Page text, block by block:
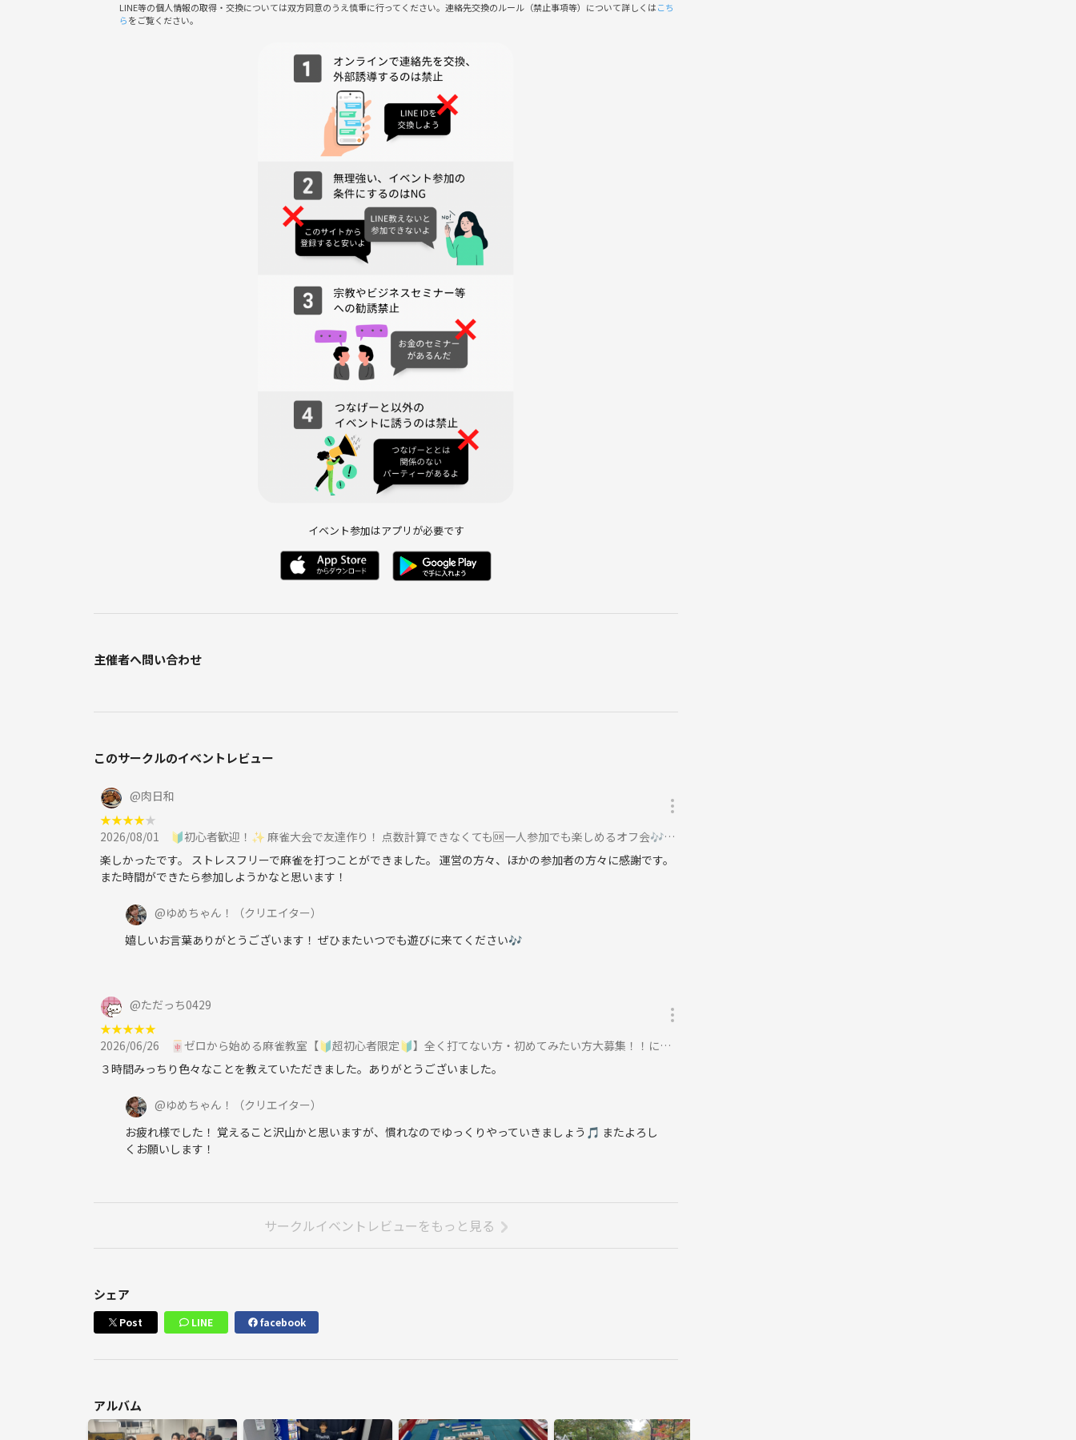
【喫煙について】
遅刻参加も可能ですが、人数により抜け番になる可能性があります。
早退の場合は受付時に帰る時間をお伝えください。
LINE等の個人情報の取得・交換については双方同意のうえ慎重に行ってください。連絡先交換のルール（禁止事項等）について詳しくはこち
らをご覧ください。
イベント参加はアプリが必要です
主催者へ問い合わせ
このサークルのイベントレビュー
@肉日和
★★★★★
2026/08/01
🔰初心者歓迎！✨ 麻雀大会で友達作り！ 点数計算できなくても🆗一人参加でも楽しめるオフ会🎶女性参加大歓迎🌸に参加
楽しかったです。 ストレスフリーで麻雀を打つことができました。 運営の方々、ほかの参加者の方々に感謝です。
また時間ができたら参加しようかなと思います！
@ゆめちゃん！
（クリエイター）
嬉しいお言葉ありがとうございます！ ぜひまたいつでも遊びに来てください🎶
@ただっち0429
★★★★★
2026/06/26
🀄ゼロから始める麻雀教室【🔰超初心者限定🔰】全く打てない方・初めてみたい方大募集！！に参加
３時間みっちり色々なことを教えていただきました。ありがとうございました。
@ゆめちゃん！
（クリエイター）
お疲れ様でした！ 覚えること沢山かと思いますが、慣れなのでゆっくりやっていきましょう🎵 またよろし
くお願いします！
サークルイベントレビューをもっと見る
シェア
Post LINE facebook
アルバム